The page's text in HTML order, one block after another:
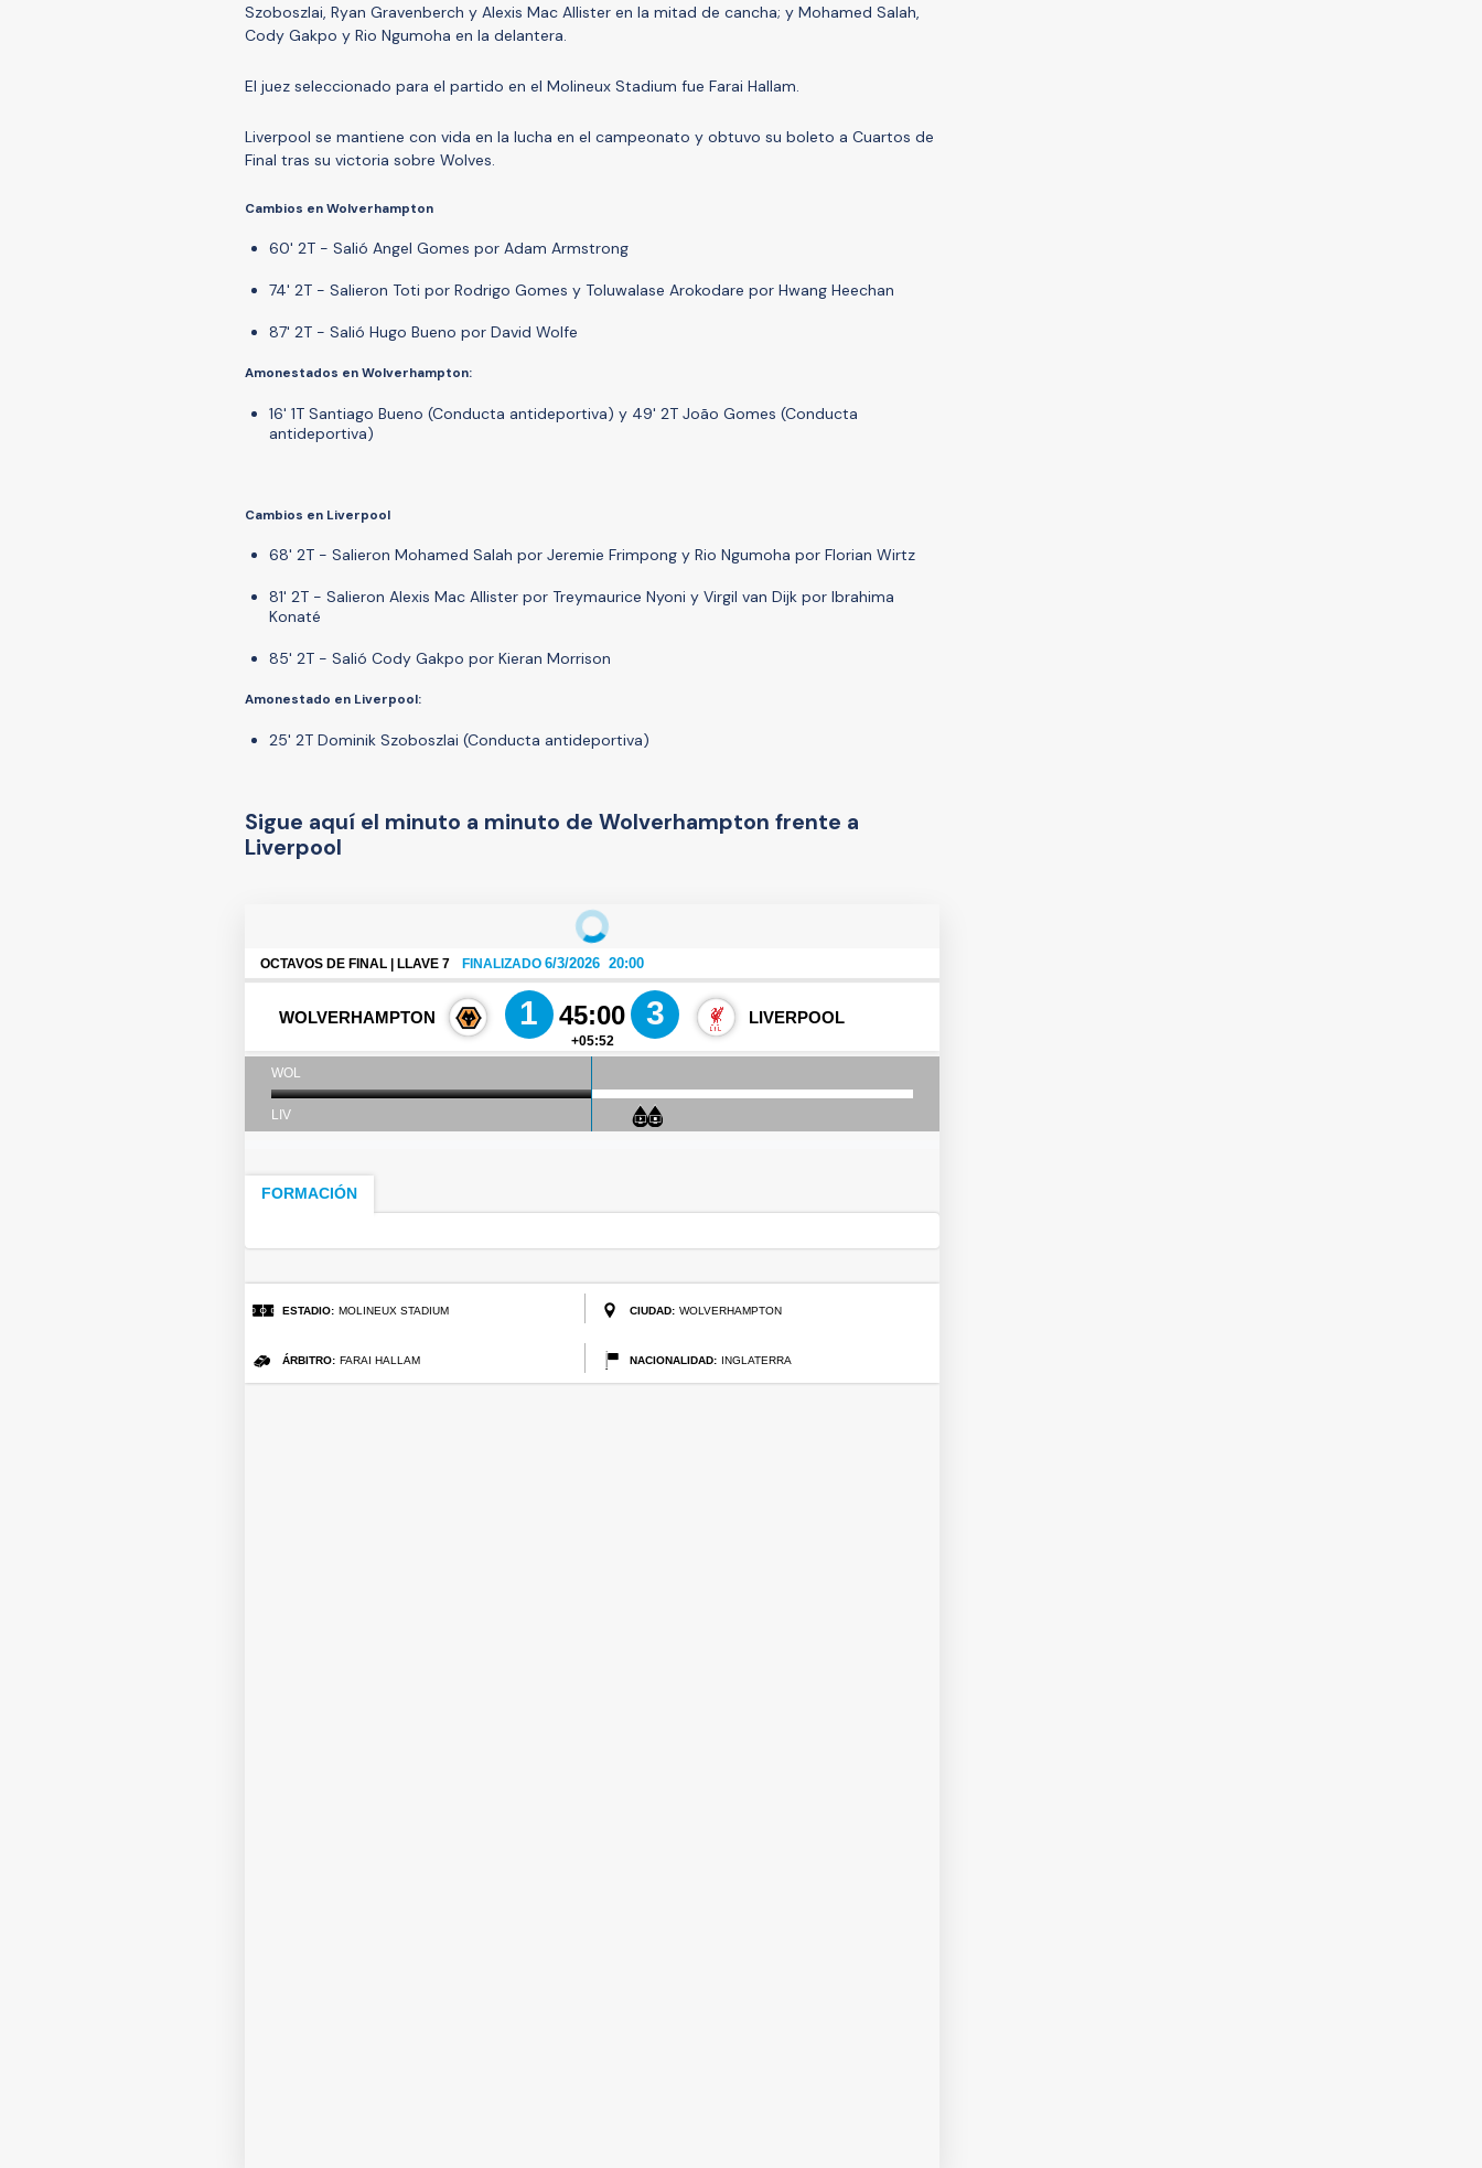
Szoboszlai, Ryan Gravenberch y Alexis Mac Allister en la mitad de cancha; y Mohamed Salah,
Cody Gakpo y Rio Ngumoha en la delantera.
El juez seleccionado para el partido en el Molineux Stadium fue Farai Hallam.
Liverpool se mantiene con vida en la lucha en el campeonato y obtuvo su boleto a Cuartos de
Final tras su victoria sobre Wolves.
Cambios en Wolverhampton
60' 2T - Salió Angel Gomes por Adam Armstrong
74' 2T - Salieron Toti por Rodrigo Gomes y Toluwalase Arokodare por Hwang Heechan
87' 2T - Salió Hugo Bueno por David Wolfe
Amonestados en Wolverhampton:
16' 1T Santiago Bueno (Conducta antideportiva) y 49' 2T João Gomes (Conducta
antideportiva)
Cambios en Liverpool
68' 2T - Salieron Mohamed Salah por Jeremie Frimpong y Rio Ngumoha por Florian Wirtz
81' 2T - Salieron Alexis Mac Allister por Treymaurice Nyoni y Virgil van Dijk por Ibrahima
Konaté
85' 2T - Salió Cody Gakpo por Kieran Morrison
Amonestado en Liverpool:
25' 2T Dominik Szoboszlai (Conducta antideportiva)
Sigue aquí el minuto a minuto de Wolverhampton frente a
Liverpool